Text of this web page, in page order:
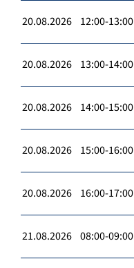
20.08.2026 12:00-13:00
20.08.2026 13:00-14:00
20.08.2026 14:00-15:00
20.08.2026 15:00-16:00
20.08.2026 16:00-17:00
21.08.2026 08:00-09:00